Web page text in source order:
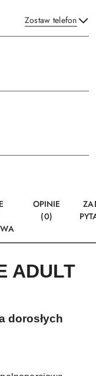
Zostaw telefon
OPINIE
(0)
ADULT
dorosłych